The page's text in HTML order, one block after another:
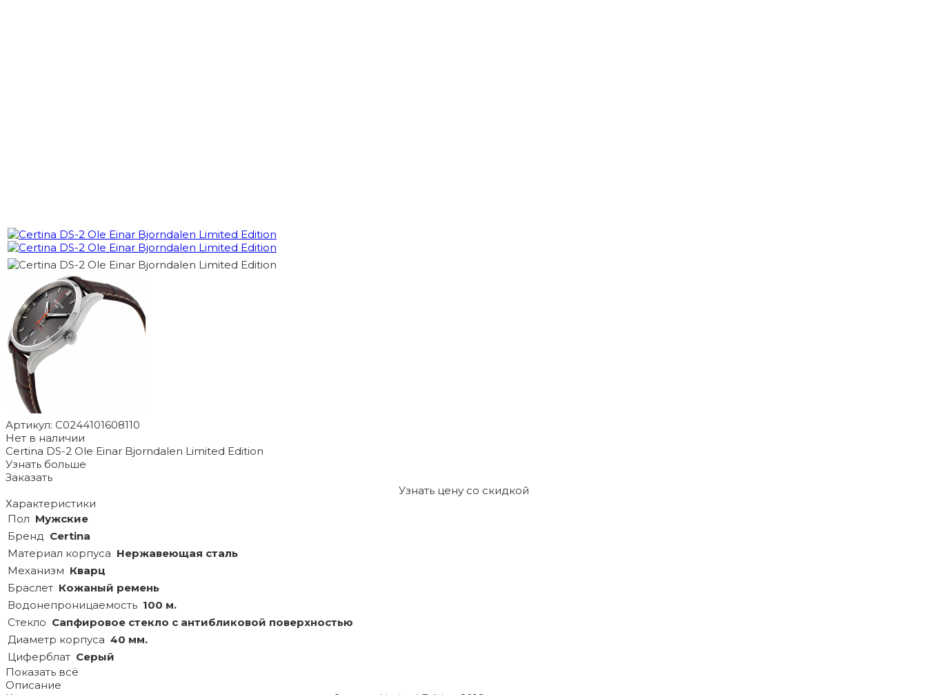
Артикул: C0244101608110
Нет в наличии
Certina DS-2 Ole Einar Bjorndalen Limited Edition
Узнать больше
Заказать
Узнать цену со скидкой
Характеристики
Пол Мужские
Бренд Certina
Материал корпуса Нержавеющая сталь
Механизм Кварц
Браслет Кожаный ремень
Водонепроницаемость 100 м.
Стекло Сапфировое стекло с антибликовой поверхностью
Диаметр корпуса 40 мм.
Циферблат Серый
Показать всё
Описание